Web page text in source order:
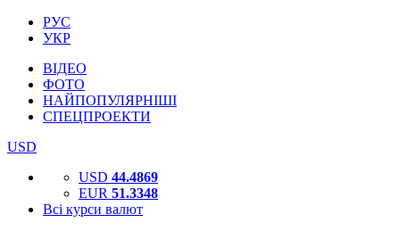
РУС
УКР
ВІДЕО
ФОТО
НАЙПОПУЛЯРНІШІ
СПЕЦПРОЕКТИ
USD
USD 44.4869
EUR 51.3348
Всі курси валют